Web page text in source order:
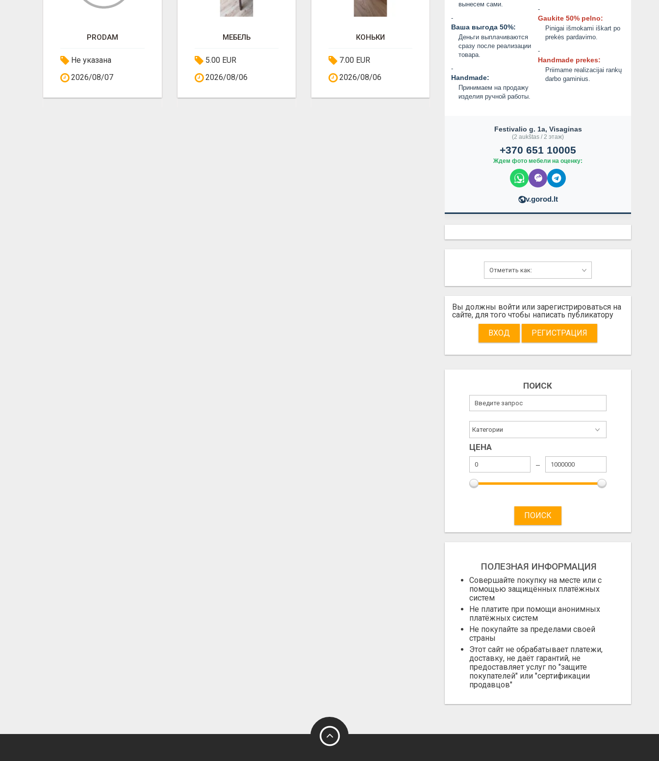
PRODAM
Не указана
2026/08/07
МЕБЕЛЬ
5.00 EUR
2026/08/06
КОНЬКИ
7.00 EUR
2026/08/06
ОФИСНАЯ БУМАГА SVETOCOPY И BALLET ОТ ПРОИЗВОДИТЕЛЯ - ОПТОМ
2.00 EUR
2026/08/07
вынесем сами.
-
Ваша выгода 50%:
Деньги выплачиваются
сразу после реализации
товара.
-
Handmade:
Принимаем на продажу
изделия ручной работы.
-
Gaukite 50% pelno:
Pinigai išmokami iškart po
prekės pardavimo.
-
Handmade prekes:
Priimame realizacijai rankų
darbo gaminius.
Festivalio g. 1a, Visaginas
(2 aukštas / 2 этаж)
+370 651 10005
Ждем фото мебели на оценку:
v.gorod.lt
Вы должны войти или зарегистрироваться на
сайте, для того чтобы написать публикатору
ВХОД
РЕГИСТРАЦИЯ
ПОИСК
ЦЕНА
ПОИСК
ПОЛЕЗНАЯ ИНФОРМАЦИЯ
Совершайте покупку на месте или с
помощью защищённых платёжных
систем
Не платите при помощи анонимных
платёжных систем
Не покупайте за пределами своей
страны
Этот сайт не обрабатывает платежи,
доставку, не даёт гарантий, не
предоставляет услуг по "защите
покупателей" или "сертификации
продавцов"